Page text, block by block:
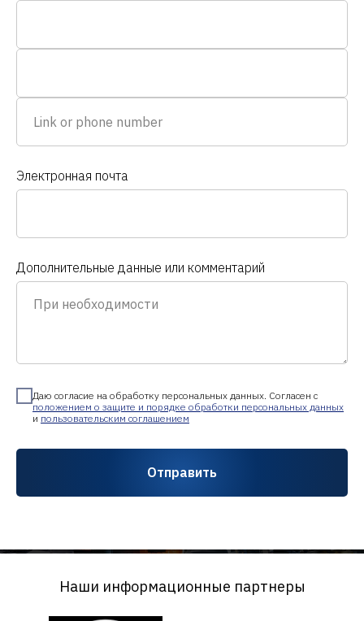
Электронная почта
Дополнительные данные или комментарий
Даю согласие на обработку персональных данных. Согласен с
положением о защите и порядке обработки персональных данных
и пользовательским соглашением
Отправить
Наши информационные партнеры